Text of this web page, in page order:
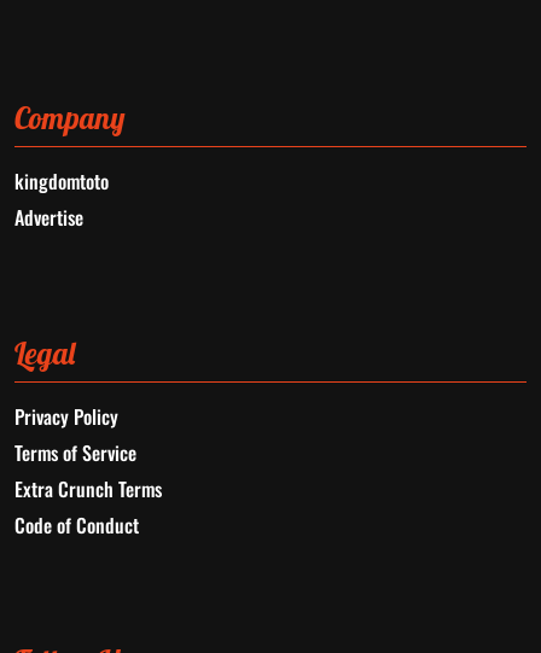
Company
kingdomtoto
Advertise
Legal
Privacy Policy
Terms of Service
Extra Crunch Terms
Code of Conduct